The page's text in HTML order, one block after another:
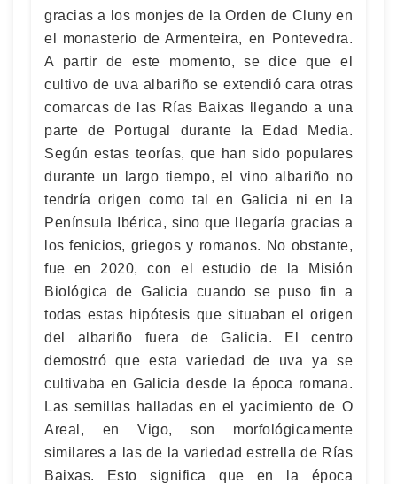
gracias a los monjes de la Orden de Cluny en
el monasterio de Armenteira, en Pontevedra.
A partir de este momento, se dice que el
cultivo de uva albariño se extendió cara otras
comarcas de las Rías Baixas llegando a una
parte de Portugal durante la Edad Media.
Según estas teorías, que han sido populares
durante un largo tiempo, el vino albariño no
tendría origen como tal en Galicia ni en la
Península Ibérica, sino que llegaría gracias a
los fenicios, griegos y romanos. No obstante,
fue en 2020, con el estudio de la Misión
Biológica de Galicia cuando se puso fin a
todas estas hipótesis que situaban el origen
del albariño fuera de Galicia. El centro
demostró que esta variedad de uva ya se
cultivaba en Galicia desde la época romana.
Las semillas halladas en el yacimiento de O
Areal, en Vigo, son morfológicamente
similares a las de la variedad estrella de Rías
Baixas. Esto significa que en la época